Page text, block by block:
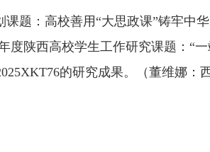
题：高校善用“大思政课”铸牢中
度陕西高校学生工作研究课题：“
的研究成果。（董维娜：